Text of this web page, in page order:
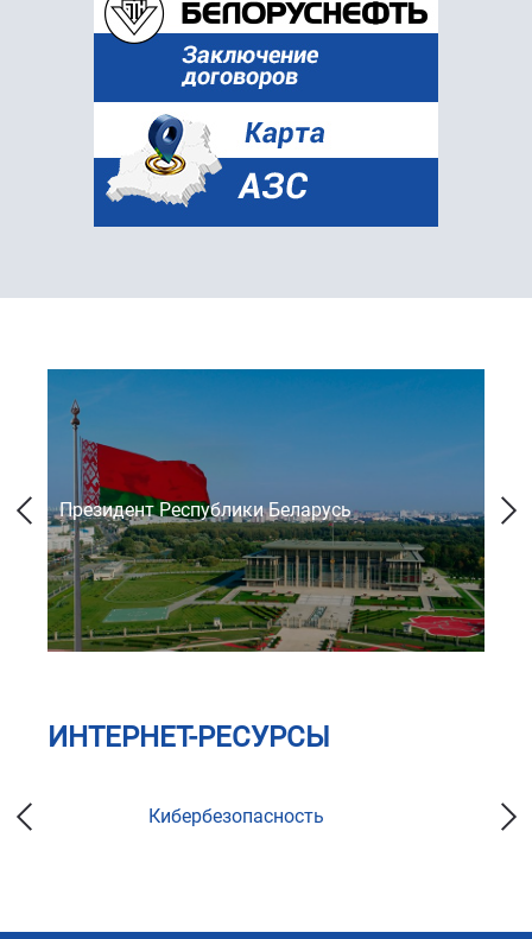
Президент Республики Беларусь
ИНТЕРНЕТ-РЕСУРСЫ
Кибербезопасность